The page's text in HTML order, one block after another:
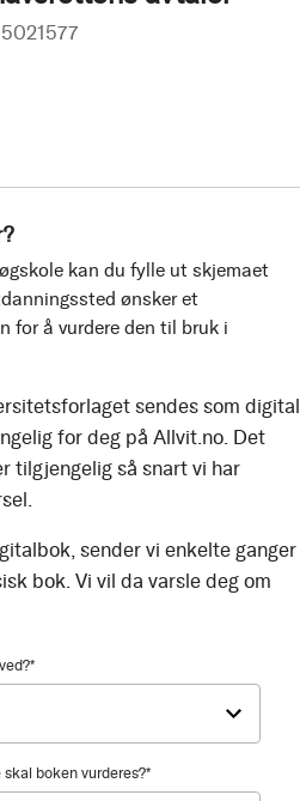
kan du fylle ut skjemaet
ønsker et
for å vurdere den til bruk i
sendes som digital
for deg på Allvit.no. Det
tilgjengelig så snart vi har
sender vi enkelte ganger
bok. Vi vil da varsle deg om
*
boken vurderes?*